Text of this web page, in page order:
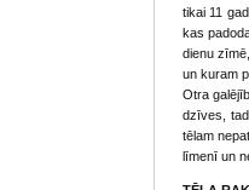
tikai 11
kas
dienu
un kuram
Otra
dzīves,
tēlam
līmenī un